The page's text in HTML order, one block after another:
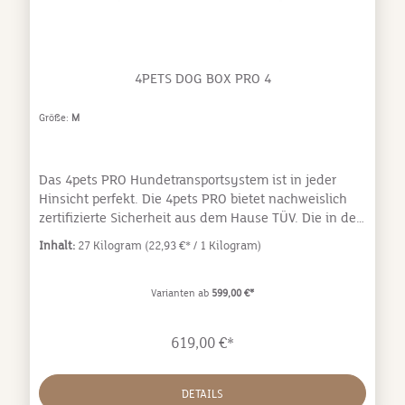
4PETS DOG BOX PRO 4
Größe: M
Das 4pets PRO Hundetransportsystem ist in jeder
Hinsicht perfekt. Die 4pets PRO bietet nachweislich
zertifizierte Sicherheit aus dem Hause TÜV. Die in der
Schweiz hergestellten 4pets PRO Hundeboxen sind
ausschließlich aus hochwertigsten Materialien
Hund so viel Sicherheit in Kombination mit
nachweislich als die sicherste Variante einen Hund im
Autounfall mit Hunden entstehen sind ein
Inhalt: 27 Kilogram (22,93 €* / 1 Kilogram)
Varianten ab 599,00 €*
619,00 €*
DETAILS